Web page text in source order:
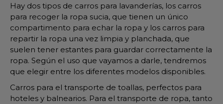
Hay dos tipos de carros para lavanderías, los carros
para recoger la ropa sucia, que tienen un único
compartimento para echar la ropa y los carros para
repartir la ropa una vez limpia y planchada, que
suelen tener estantes para guardar correctamente la
ropa. Según el uso que vayamos a darle, tendremos
que elegir entre los diferentes modelos disponibles.
Carros para el transporte de toallas, perfectos para
hoteles y balnearios. Para el transporte de ropa, tanto